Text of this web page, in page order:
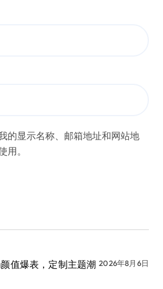
的显示名称、邮箱地址和网站地
用。
值爆表，定制主题潮 2026年8月6日